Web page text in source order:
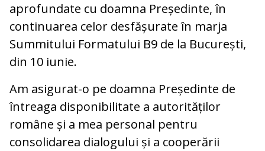
aprofundate cu doamna Președinte, în
continuarea celor desfășurate în marja
Summitului Formatului B9 de la București,
din 10 iunie.
Am asigurat-o pe doamna Președinte de
întreaga disponibilitate a autorităților
române și a mea personal pentru
consolidarea dialogului și a cooperării